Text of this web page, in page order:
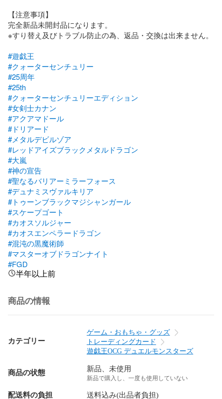
【注意事項】
完全新品未開封品になります。
※すり替え及びトラブル防止の為、返品・交換は出来ません。
#遊戯王
#クォーターセンチュリー
#25周年
#25th
#クォーターセンチュリーエディション
#女剣士カナン
#アクアマドール
#ドリアード
#メタルデビルゾア
#レッドアイズブラックメタルドラゴン
#大嵐
#神の宣告
#聖なるバリアーミラーフォース
#デュナミスヴァルキリア
#トゥーンブラックマジシャンガール
#スケープゴート
#カオスソルジャー
#カオスエンペラードラゴン
#混沌の黒魔術師
#マスターオブドラゴンナイト
#FGD
半年以上前
商品の情報
カテゴリー
ゲーム・おもちゃ・グッズ
トレーディングカード
遊戯王OCG デュエルモンスターズ
商品の状態 新品、未使用
新品で購入し、一度も使用していない
配送料の負担 送料込み(出品者負担)